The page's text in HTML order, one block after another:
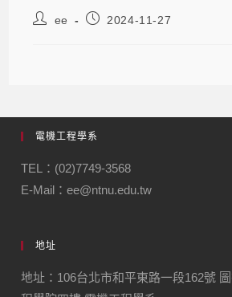
ee 2024-11-27
電機工程學系
TEL：(02)7749-3568
E-Mail：ee@ntnu.edu.tw
地址
地址：106台北市和平東路一段162號